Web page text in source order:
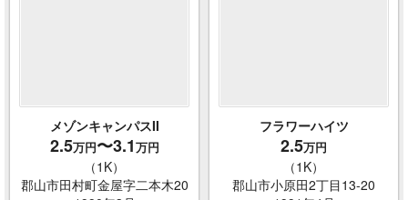
メゾンキャンパスII
2.5万円〜3.1万円
（1K）
郡山市田村町金屋字二本木20
フラワーハイツ
2.5万円
（1K）
郡山市小原田2丁目13-20